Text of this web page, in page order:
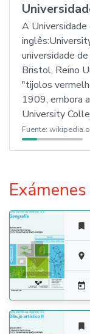
A
universidade
Bristol, Reino
"tijolos
1909, embora
University
Fuente:




